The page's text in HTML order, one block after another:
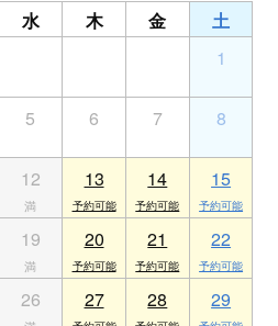
水 木 金
土
1
5 6 7 8
12 13 14 15
19 20 21 22
26 27 28 29